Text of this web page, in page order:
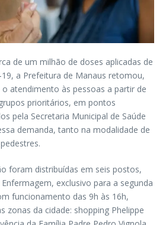
de um milhão de doses aplicadas de
a Prefeitura de Manaus retomou,
atendimento às pessoas a partir de
prioritários, em pontos
pela Secretaria Municipal de Saúde
demanda, tanto na modalidade de
foram distribuídas em seis postos,
exclusivo para a segunda
funcionamento das 9h às 16h,
zonas da cidade: shopping Phelippe